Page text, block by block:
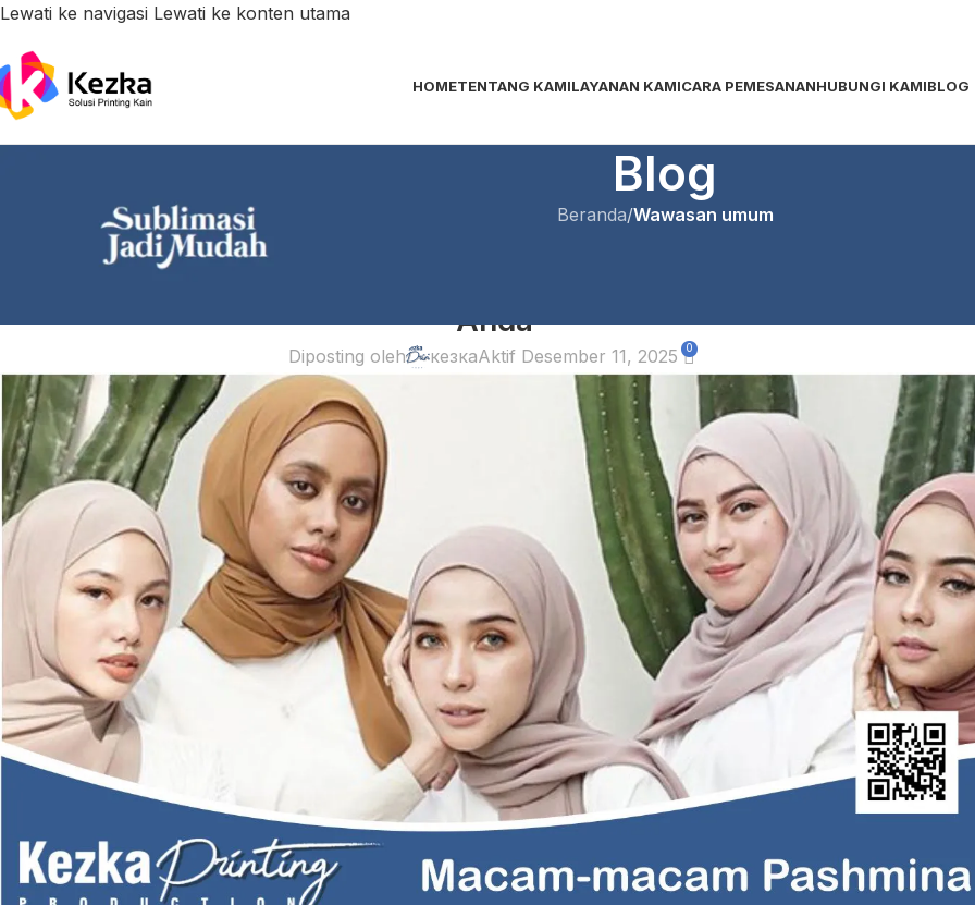
Lewati ke navigasi Lewati ke konten utama
HOMETENTANG KAMILAYANAN KAMICARA PEMESANANHUBUNGI KAMIBLOG
Blog
Beranda/Wawasan umum
Analisis Macam Macam Phasmina & Bahan untuk Produksi Brand
Anda
Diposting oleh кезкаAktif Desember 11, 2025 0